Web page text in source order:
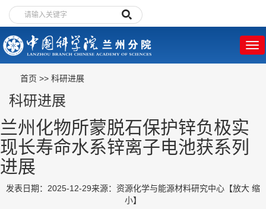
首页 >> 科研进展
科研进展
兰州化物所蒙脱石保护锌负极实
现长寿命水系锌离子电池获系列
进展
发表日期：2025-12-29来源：资源化学与能源材料研究中心 【放大 缩
小】